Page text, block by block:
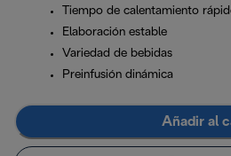
Tiempo de calentamiento
Elaboración estable
Variedad de bebidas
Preinfusión dinámica
Añadir al